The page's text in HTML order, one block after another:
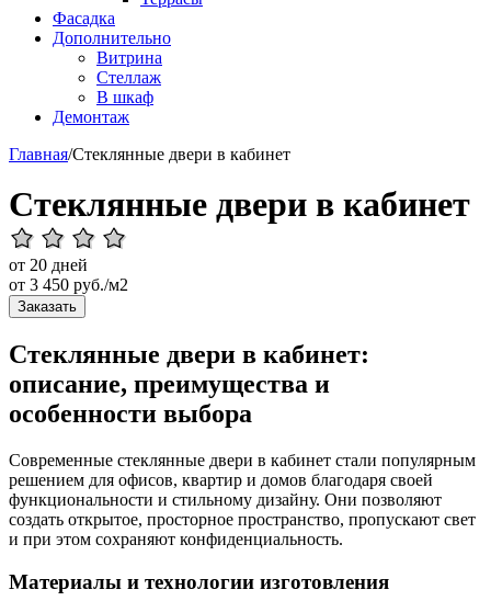
Фасадка
Дополнительно
Витрина
Стеллаж
В шкаф
Демонтаж
Главная/Стеклянные двери в кабинет
Стеклянные двери в кабинет
от 20 дней
от 3 450 руб./м2
Заказать
Стеклянные двери в кабинет:
описание, преимущества и
особенности выбора
Современные стеклянные двери в кабинет стали популярным
решением для офисов, квартир и домов благодаря своей
функциональности и стильному дизайну. Они позволяют
создать открытое, просторное пространство, пропускают свет
и при этом сохраняют конфиденциальность.
Материалы и технологии изготовления